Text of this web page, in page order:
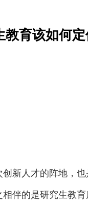
教育该如何
人才的阵地，也
伴的是研究生教